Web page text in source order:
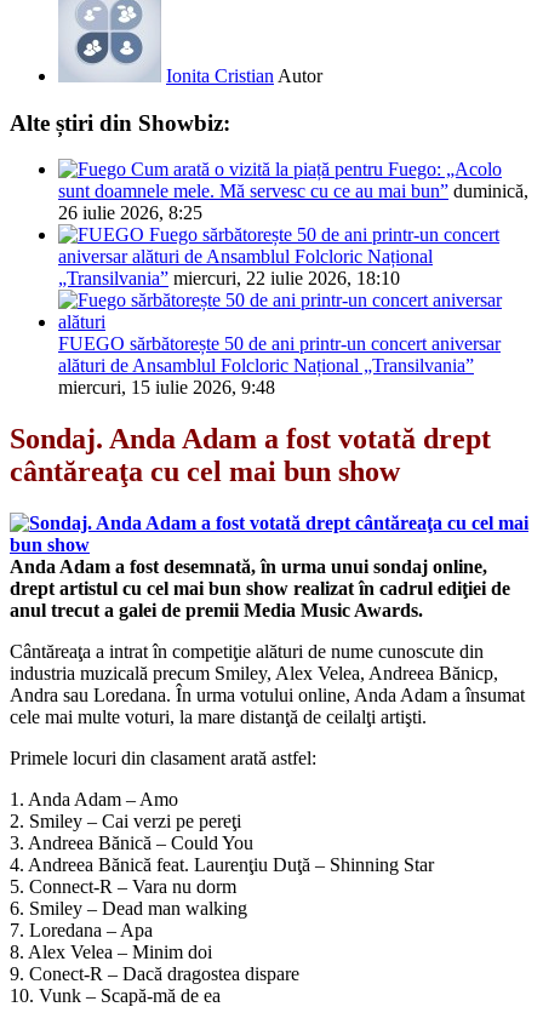
Ionita Cristian Autor
Alte știri din Showbiz:
Cum arată o vizită la piață pentru Fuego: „Acolo
sunt doamnele mele. Mă servesc cu ce au mai bun” duminică,
26 iulie 2026, 8:25
Fuego sărbătorește 50 de ani printr-un concert
aniversar alături de Ansamblul Folcloric Național
„Transilvania” miercuri, 22 iulie 2026, 18:10
FUEGO sărbătorește 50 de ani printr-un concert aniversar
alături de Ansamblul Folcloric Național „Transilvania”
miercuri, 15 iulie 2026, 9:48
Sondaj. Anda Adam a fost votată drept
cântăreaţa cu cel mai bun show
Anda Adam a fost desemnată, în urma unui sondaj online,
drept artistul cu cel mai bun show realizat în cadrul ediţiei de
anul trecut a galei de premii Media Music Awards.
Cântăreaţa a intrat în competiţie alături de nume cunoscute din
industria muzicală precum Smiley, Alex Velea, Andreea Bănicp,
Andra sau Loredana. În urma votului online, Anda Adam a însumat
cele mai multe voturi, la mare distanţă de ceilalţi artişti.
Primele locuri din clasament arată astfel:
1. Anda Adam – Amo
2. Smiley – Cai verzi pe pereţi
3. Andreea Bănică – Could You
4. Andreea Bănică feat. Laurenţiu Duţă – Shinning Star
5. Connect-R – Vara nu dorm
6. Smiley – Dead man walking
7. Loredana – Apa
8. Alex Velea – Minim doi
9. Conect-R – Dacă dragostea dispare
10. Vunk – Scapă-mă de ea